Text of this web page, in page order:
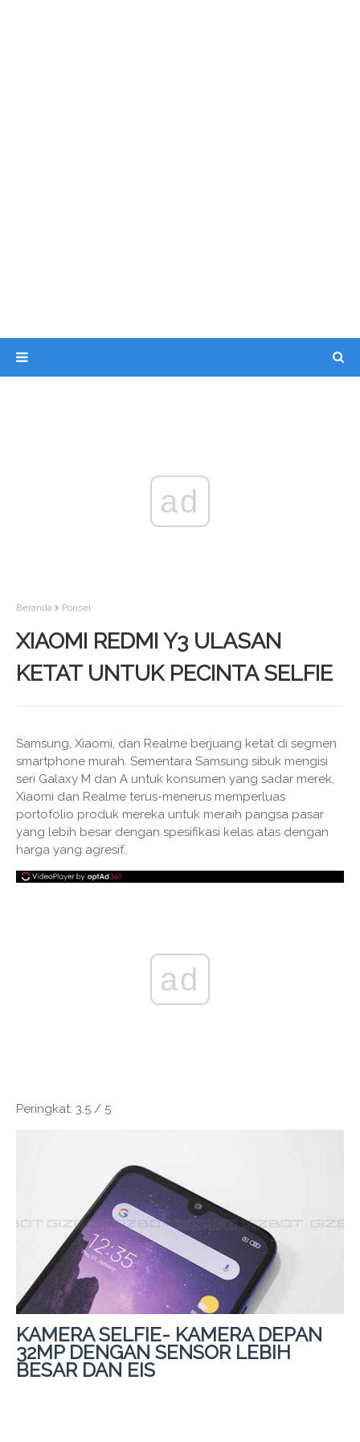
ad
Beranda Ponsel
XIAOMI REDMI Y3 ULASAN
KETAT UNTUK PECINTA SELFIE
Samsung, Xiaomi, dan Realme berjuang ketat di segmen
smartphone murah. Sementara Samsung sibuk mengisi
seri Galaxy M dan A untuk konsumen yang sadar merek,
Xiaomi dan Realme terus-menerus memperluas
portofolio produk mereka untuk meraih pangsa pasar
yang lebih besar dengan spesifikasi kelas atas dengan
harga yang agresif..
ad
Peringkat: 3.5 / 5
KAMERA SELFIE- KAMERA DEPAN
32MP DENGAN SENSOR LEBIH
BESAR DAN EIS